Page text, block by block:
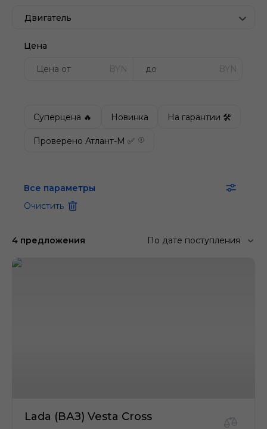
Двигатель
Цена
BYN BYN
Суперцена 🔥 Новинка На гарантии 🛠
Проверено Атлант-М ✅
Все параметры
Очистить
4 предложения По дате поступления
Lada (ВАЗ) Vesta Cross